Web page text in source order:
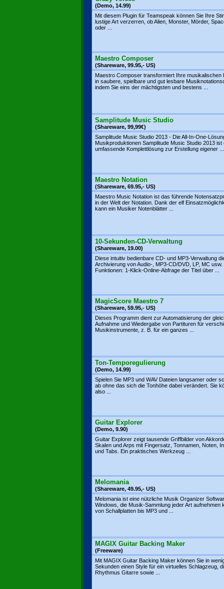
(Demo, 14.99)
Mit diesem Plugin für Teamspeak können Sie Ihre
lustige Art verzerren, ob Alien, Monster, Mörder,
oder ...
Maestro Composer
(Shareware, 99.95,- US)
Maestro Composer transformiert Ihre musikalischen
in saubere, spielbare und gut lesbare
indem Sie eins der mächtigsten und bestens ...
Samplitude Music Studio
(Shareware, 99,99€)
Samplitude Music Studio 2013 - Die All-In-One-
Musikproduktionen Samplitude Music Studio 2013 ist
umfassende Komplettlösung zur Erstellung eigener ...
Maestro Notation
(Shareware, 69.95,- US)
Maestro Music Notation ist das führende
in der Welt der Notation. Dank der elf
kann ein Musiker Notenblätter ...
10-Sekunden-CD-Verwaltung
(Shareware, 19.00)
Diese intuitiv bedienbare CD- und MP3-Verwaltung
Archivierung von Audio-, MP3-CD/DVD, LP, MC usw.
Funktionen: 1-Klick-Online-Abfrage der Titel über ...
MagicScore Maestro 7
(Shareware, 59.95,- US)
Dieses Programm dient zur Automatisierung der
Aufnahme und Wiedergabe von Partituren für
Musikinstrumente, z. B. für ein ganzes ...
Ton-Temporegulierung
(Demo, 14.99)
Spielen Sie MP3 und WAV Dateien langsamer oder
ab ohne das sich die Tonhöhe dabei verändert. Sie
also ...
Guitar Explorer
(Demo, 9.90)
Guitar Explorer zeigt tausende Griffbilder von
Skalen und Arps mit Fingersatz, Tonnamen, Noten,
und Tabs. Ein praktisches Werkzeug ...
Melomania
(Shareware, 49.95,- US)
Melomania ist eine nützliche Musik Organizer
Windows, die Musik-Sammlung jeder Art aufnehmen
von Schallplatten bis MP3 und ...
MAGIX Guitar Backing Maker
(Freeware)
Mit MAGIX Guitar Backing Maker können Sie in
Sekunden einen Style für ein virtuelles Schlagzeug,
Rhythmus Gitarre sowie ...